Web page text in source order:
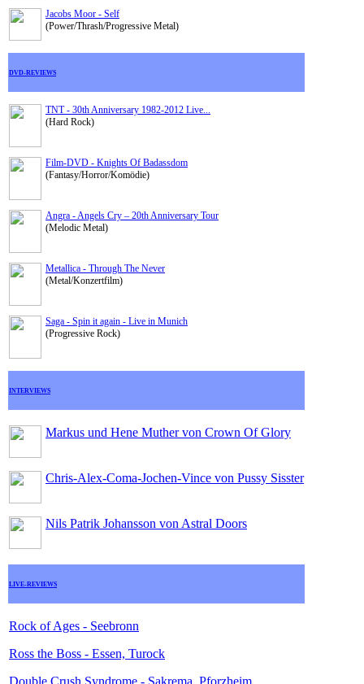
Jacobs Moor - Self
(Power/Thrash/Progressive Metal)
DVD-REVIEWS
TNT - 30th Anniversary 1982-2012 Live...
(Hard Rock)
Film-DVD - Knights Of Badassdom
(Fantasy/Horror/Komödie)
Angra - Angels Cry – 20th Anniversary Tour
(Melodic Metal)
Metallica - Through The Never
(Metal/Konzertfilm)
Saga - Spin it again - Live in Munich
(Progressive Rock)
INTERVIEWS
Markus und Hene Muther von Crown Of Glory
Chris-Alex-Coma-Jochen-Vince von Pussy Sisster
Nils Patrik Johansson von Astral Doors
LIVE-REVIEWS
Rock of Ages - Seebronn
Ross the Boss - Essen, Turock
Double Crush Syndrome - Sakrema, Pforzheim